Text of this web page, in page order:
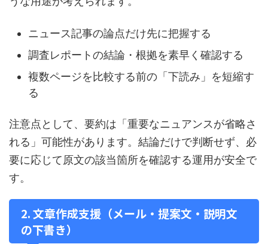
ニュース記事の論点だけ先に把握する
調査レポートの結論・根拠を素早く確認する
複数ページを比較する前の「下読み」を短縮す
る
注意点として、要約は「重要なニュアンスが省略さ
れる」可能性があります。結論だけで判断せず、必
要に応じて原文の該当箇所を確認する運用が安全で
す。
2. 文章作成支援（メール・提案文・説明文
の下書き）